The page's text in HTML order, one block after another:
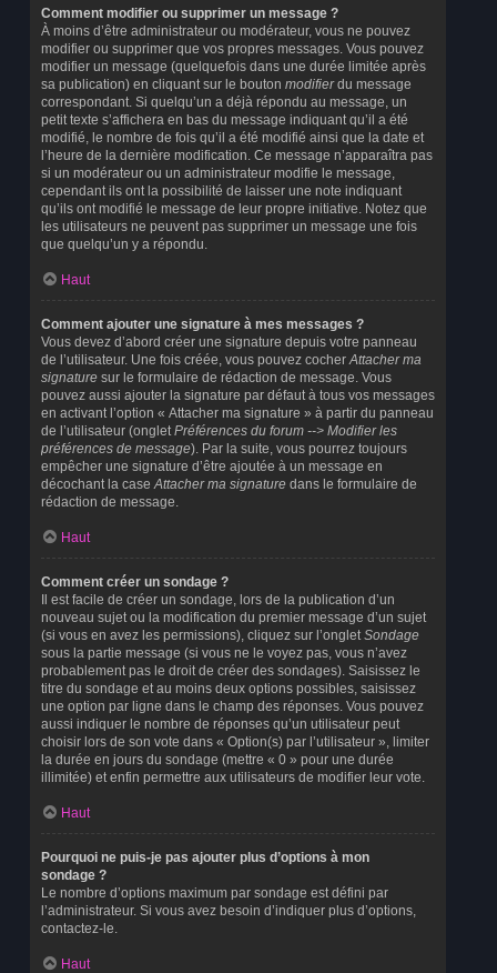
Comment modifier ou supprimer un message ?
À moins d’être administrateur ou modérateur, vous ne pouvez
modifier ou supprimer que vos propres messages. Vous pouvez
modifier un message (quelquefois dans une durée limitée après
sa publication) en cliquant sur le bouton modifierdu message
correspondant. Si quelqu’un a déjà répondu au message, un
petit texte s’affichera en bas du message indiquant qu’il a été
modifié, le nombre de fois qu’il a été modifié ainsi que la date et
l’heure de la dernière modification. Ce message n’apparaîtra pas
si un modérateur ou un administrateur modifie le message,
cependant ils ont la possibilité de laisser une note indiquant
qu’ils ont modifié le message de leur propre initiative. Notez que
les utilisateurs ne peuvent pas supprimer un message une fois
que quelqu’un y a répondu.
Haut
Comment ajouter une signature à mes messages ?
Vous devez d’abord créer une signature depuis votre panneau
de l’utilisateur. Une fois créée, vous pouvez cocherAttacher ma
signature sur le formulaire de rédaction de message. Vous
pouvez aussi ajouter la signature par défaut à tous vos messages
en activant l’option « Attacher ma signature » à partir du panneau
de l’utilisateur (ongletPréférences du forum --> Modifier les
préférences de message). Par la suite, vous pourrez toujours
empêcher une signature d’être ajoutée à un message en
décochant la caseAttacher ma signature dans le formulaire de
rédaction de message.
Haut
Comment créer un sondage ?
Il est facile de créer un sondage, lors de la publication d’un
nouveau sujet ou la modification du premier message d’un sujet
(si vous en avez les permissions), cliquez sur l’ongletSondage
sous la partie message (si vous ne le voyez pas, vous n’avez
probablement pas le droit de créer des sondages). Saisissez le
titre du sondage et au moins deux options possibles, saisissez
une option par ligne dans le champ des réponses. Vous pouvez
aussi indiquer le nombre de réponses qu’un utilisateur peut
choisir lors de son vote dans « Option(s) par l’utilisateur », limiter
la durée en jours du sondage (mettre « 0 » pour une durée
illimitée) et enfin permettre aux utilisateurs de modifier leur vote.
Haut
Pourquoi ne puis-je pas ajouter plus d’options à mon
sondage ?
Le nombre d’options maximum par sondage est défini par
l’administrateur. Si vous avez besoin d’indiquer plus d’options,
contactez-le.
Haut